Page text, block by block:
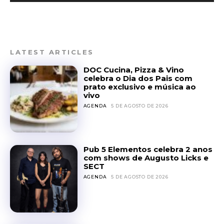
LATEST ARTICLES
DOC Cucina, Pizza & Vino
celebra o Dia dos Pais com
prato exclusivo e música ao
vivo
AGENDA 5 DE AGOSTO DE 2026
Pub 5 Elementos celebra 2 anos
com shows de Augusto Licks e
SECT
AGENDA 5 DE AGOSTO DE 2026